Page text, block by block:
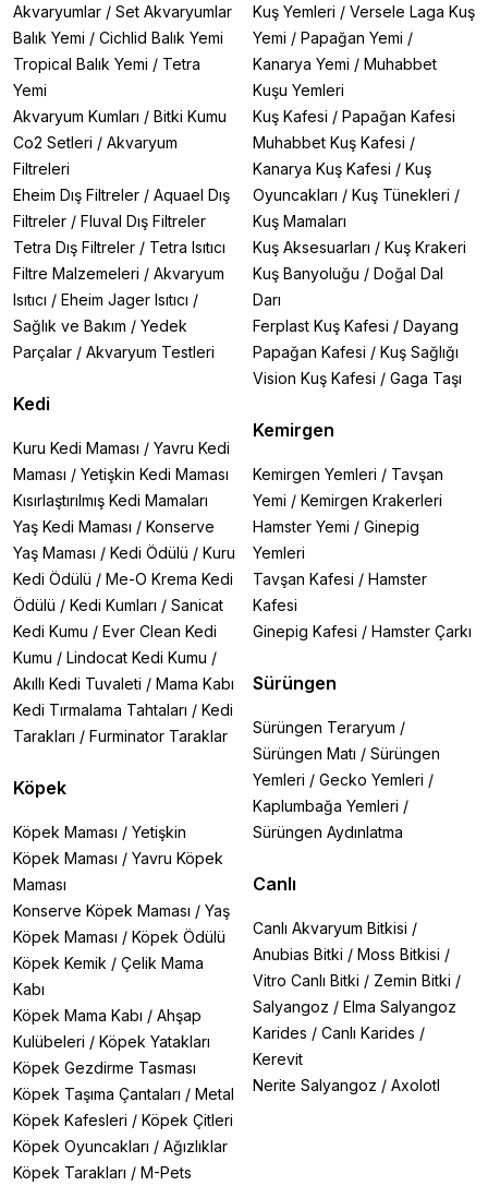
Akvaryumlar / Set Akvaryumlar
Balık Yemi / Cichlid Balık Yemi
Tropical Balık Yemi / Tetra
Yemi
Akvaryum Kumları / Bitki Kumu
Co2 Setleri / Akvaryum
Filtreleri
Eheim Dış Filtreler / Aquael Dış
Filtreler / Fluval Dış Filtreler
Tetra Dış Filtreler / Tetra Isıtıcı
Filtre Malzemeleri / Akvaryum
Isıtıcı / Eheim Jager Isıtıcı /
Sağlık ve Bakım / Yedek
Parçalar / Akvaryum Testleri
Kedi
Kuru Kedi Maması / Yavru Kedi
Maması / Yetişkin Kedi Maması
Kısırlaştırılmış Kedi Mamaları
Yaş Kedi Maması / Konserve
Yaş Maması / Kedi Ödülü / Kuru
Kedi Ödülü / Me-O Krema Kedi
Ödülü / Kedi Kumları / Sanicat
Kedi Kumu / Ever Clean Kedi
Kumu / Lindocat Kedi Kumu /
Akıllı Kedi Tuvaleti / Mama Kabı
Kedi Tırmalama Tahtaları / Kedi
Tarakları / Furminator Taraklar
Köpek
Köpek Maması / Yetişkin
Köpek Maması / Yavru Köpek
Maması
Konserve Köpek Maması / Yaş
Köpek Maması / Köpek Ödülü
Köpek Kemik / Çelik Mama
Kabı
Köpek Mama Kabı / Ahşap
Kulübeleri / Köpek Yatakları
Köpek Gezdirme Tasması
Köpek Taşıma Çantaları / Metal
Köpek Kafesleri / Köpek Çitleri
Köpek Oyuncakları / Ağızlıklar
Köpek Tarakları / M-Pets
Kuş Yemleri / Versele Laga Kuş
Yemi / Papağan Yemi /
Kanarya Yemi / Muhabbet
Kuşu Yemleri
Kuş Kafesi / Papağan Kafesi
Muhabbet Kuş Kafesi /
Kanarya Kuş Kafesi / Kuş
Oyuncakları / Kuş Tünekleri /
Kuş Mamaları
Kuş Aksesuarları / Kuş Krakeri
Kuş Banyoluğu / Doğal Dal
Darı
Ferplast Kuş Kafesi / Dayang
Papağan Kafesi / Kuş Sağlığı
Vision Kuş Kafesi / Gaga Taşı
Kemirgen
Kemirgen Yemleri / Tavşan
Yemi / Kemirgen Krakerleri
Hamster Yemi / Ginepig
Yemleri
Tavşan Kafesi / Hamster
Kafesi
Ginepig Kafesi / Hamster Çarkı
Sürüngen
Sürüngen Teraryum /
Sürüngen Matı / Sürüngen
Yemleri / Gecko Yemleri /
Kaplumbağa Yemleri /
Sürüngen Aydınlatma
Canlı
Canlı Akvaryum Bitkisi /
Anubias Bitki / Moss Bitkisi /
Vitro Canlı Bitki / Zemin Bitki /
Salyangoz / Elma Salyangoz
Karides / Canlı Karides /
Kerevit
Nerite Salyangoz / Axolotl